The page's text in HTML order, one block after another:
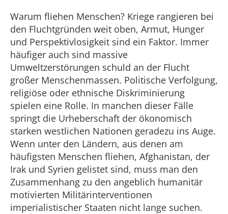
Warum fliehen Menschen? Kriege rangieren bei
den Fluchtgründen weit oben, Armut, Hunger
und Perspektivlosigkeit sind ein Faktor. Immer
häufiger auch sind massive
Umweltzerstörungen schuld an der Flucht
großer Menschenmassen. Politische Verfolgung,
religiöse oder ethnische Diskriminierung
spielen eine Rolle. In manchen dieser Fälle
springt die Urheberschaft der ökonomisch
starken westlichen Nationen geradezu ins Auge.
Wenn unter den Ländern, aus denen am
häufigsten Menschen fliehen, Afghanistan, der
Irak und Syrien gelistet sind, muss man den
Zusammenhang zu den angeblich humanitär
motivierten Militärinterventionen
imperialistischer Staaten nicht lange suchen.